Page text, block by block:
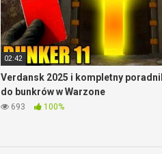
02:42
Verdansk 2025 i kompletny
do bunkrów w Warzone
693 100%